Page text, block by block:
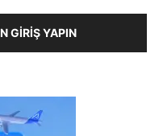
GIRIŞ YAPIN